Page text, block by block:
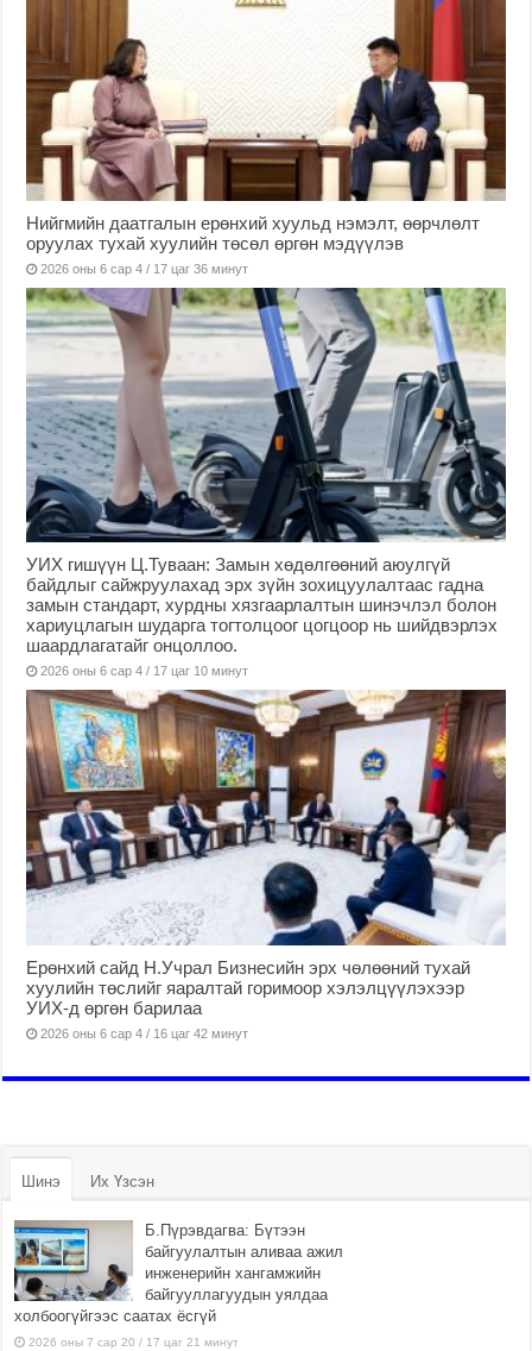
Нийгмийн даатгалын ерөнхий хуульд нэмэлт, өөрчлөлт
оруулах тухай хуулийн төсөл өргөн мэдүүлэв
2026 оны 6 сар 4 / 17 цаг 36 минут
УИХ гишүүн Ц.Туваан: Замын хөдөлгөөний аюулгүй
байдлыг сайжруулахад эрх зүйн зохицуулалтаас гадна
замын стандарт, хурдны хязгаарлалтын шинэчлэл болон
хариуцлагын шударга тогтолцоог цогцоор нь шийдвэрлэх
шаардлагатайг онцоллоо.
2026 оны 6 сар 4 / 17 цаг 10 минут
Ерөнхий сайд Н.Учрал Бизнесийн эрх чөлөөний тухай
хуулийн төслийг яаралтай горимоор хэлэлцүүлэхээр
УИХ-д өргөн барилаа
2026 оны 6 сар 4 / 16 цаг 42 минут
Шинэ Их Үзсэн
Б.Пүрэвдагва: Бүтээн
байгуулалтын аливаа ажил
инженерийн хангамжийн
байгууллагуудын уялдаа
холбоогүйгээс саатах ёсгүй
2026 оны 7 сар 20 / 17 цаг 21 минут